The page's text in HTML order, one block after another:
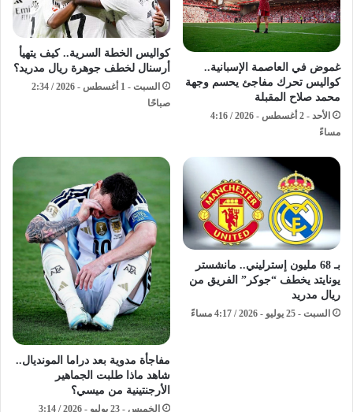
غموض في العاصمة الإسبانية..
كواليس تحرك مفاجئ يحسم وجهة
محمد صلاح المقبلة
الأحد - 2 أغسطس - 2026 / 4:16
مساءً
كواليس الخطة السرية.. كيف يتهيأ
أرسنال لخطف جوهرة ريال مدريد؟
السبت - 1 أغسطس - 2026 / 2:34
صباحًا
بـ 68 مليون إسترليني.. مانشستر
يونايتد يخطف “جوكر” الفريق من
ريال مدريد
السبت - 25 يوليو - 2026 / 4:17 مساءً
مفاجأة مدوية بعد دراما المونديال..
شاهد ماذا طلبت الجماهير
الأرجنتينية من ميسي؟
الخميس - 23 يوليو - 2026 / 3:14